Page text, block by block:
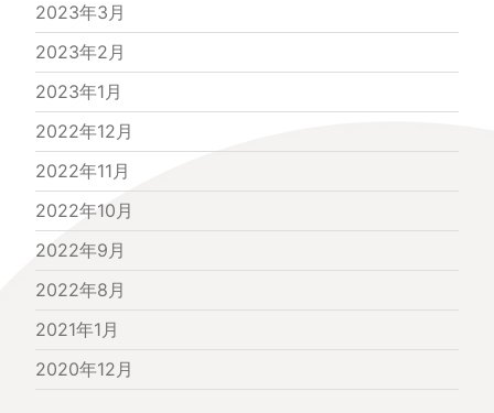
2023年3月
2023年2月
2023年1月
2022年12月
2022年11月
2022年10月
2022年9月
2022年8月
2021年1月
2020年12月